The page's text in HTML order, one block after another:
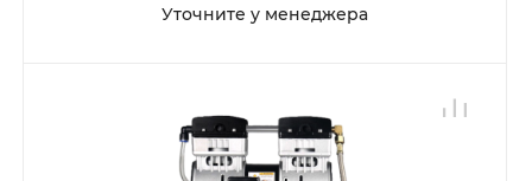
Уточните у менеджера